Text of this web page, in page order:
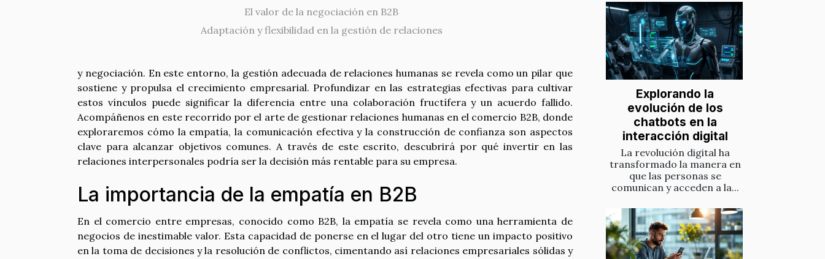
El valor de la negociación en B2B
Adaptación y flexibilidad en la gestión de relaciones
y negociación. En este entorno, la gestión adecuada de relaciones humanas se revela como un pilar que
sostiene y propulsa el crecimiento empresarial. Profundizar en las estrategias efectivas para cultivar
estos vínculos puede significar la diferencia entre una colaboración fructífera y un acuerdo fallido.
Acompáñenos en este recorrido por el arte de gestionar relaciones humanas en el comercio B2B, donde
exploraremos cómo la empatía, la comunicación efectiva y la construcción de confianza son aspectos
clave para alcanzar objetivos comunes. A través de este escrito, descubrirá por qué invertir en las
relaciones interpersonales podría ser la decisión más rentable para su empresa.
La importancia de la empatía en B2B
En el comercio entre empresas, conocido como B2B, la empatía se revela como una herramienta de
negocios de inestimable valor. Esta capacidad de ponerse en el lugar del otro tiene un impacto positivo
en la toma de decisiones y la resolución de conflictos, cimentando así relaciones empresariales sólidas y
Explorando la
evolución de los
chatbots en la
interacción digital
La revolución digital ha
transformado la manera en
que las personas se
comunican y acceden a la...